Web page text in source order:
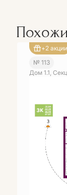
+2 акции
№ 113
Дом 1.1,